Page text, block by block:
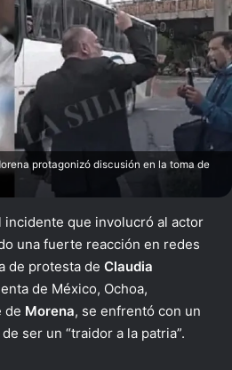
protagonizó discusión en la toma de
incidente que involucró al actor
una fuerte reacción en redes
de protesta de Claudia
de México, Ochoa,
de Morena, se enfrentó con un
ser un “traidor a la patria”.